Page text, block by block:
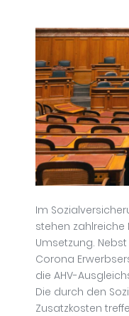
Im
stehen zahlreiche
Umsetzung.
Corona
die AHV-
Die durch den
Zusatzkosten